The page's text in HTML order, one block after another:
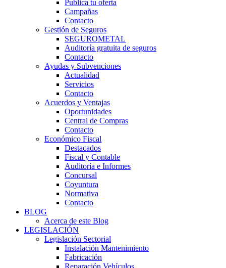
Publica tu oferta
Campañas
Contacto
Gestión de Seguros
SEGUROMETAL
Auditoría gratuita de seguros
Contacto
Ayudas y Subvenciones
Actualidad
Servicios
Contacto
Acuerdos y Ventajas
Oportunidades
Central de Compras
Contacto
Económico Fiscal
Destacados
Fiscal y Contable
Auditoría e Informes
Concursal
Coyuntura
Normativa
Contacto
BLOG
Acerca de este Blog
LEGISLACIÓN
Legislación Sectorial
Instalación Mantenimiento
Fabricación
Reparación Vehículos